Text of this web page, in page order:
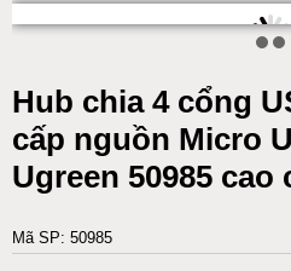
Hub chia 4 cổng
cấp nguồn Micro
Ugreen 50985 cao
Mã SP: 50985